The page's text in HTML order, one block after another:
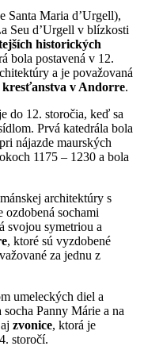
Santa Maria d’Urgell),
Seu d’Urgell v blízkosti
historických
bola postavená v 12.
a je považovaná
kresťanstva v Andorre.
do 12. storočia, keď sa
Prvá katedrála bola
nájazde maurských
1175 – 1230 a bola
architektúry s
sochami
svojou symetriou a
, ktoré sú vyzdobené
za jednu z
umeleckých diel a
Panny Márie a na
zvonice, ktorá je
storočí.